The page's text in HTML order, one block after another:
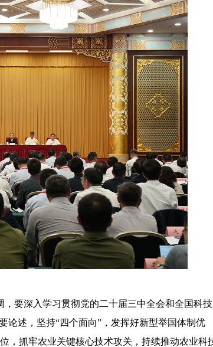
要深入学习贯彻党的二十届三中全会和全国科
论述，坚持“四个面向”，发挥好新型举国体制优
，抓牢农业关键核心技术攻关，持续推动农业科